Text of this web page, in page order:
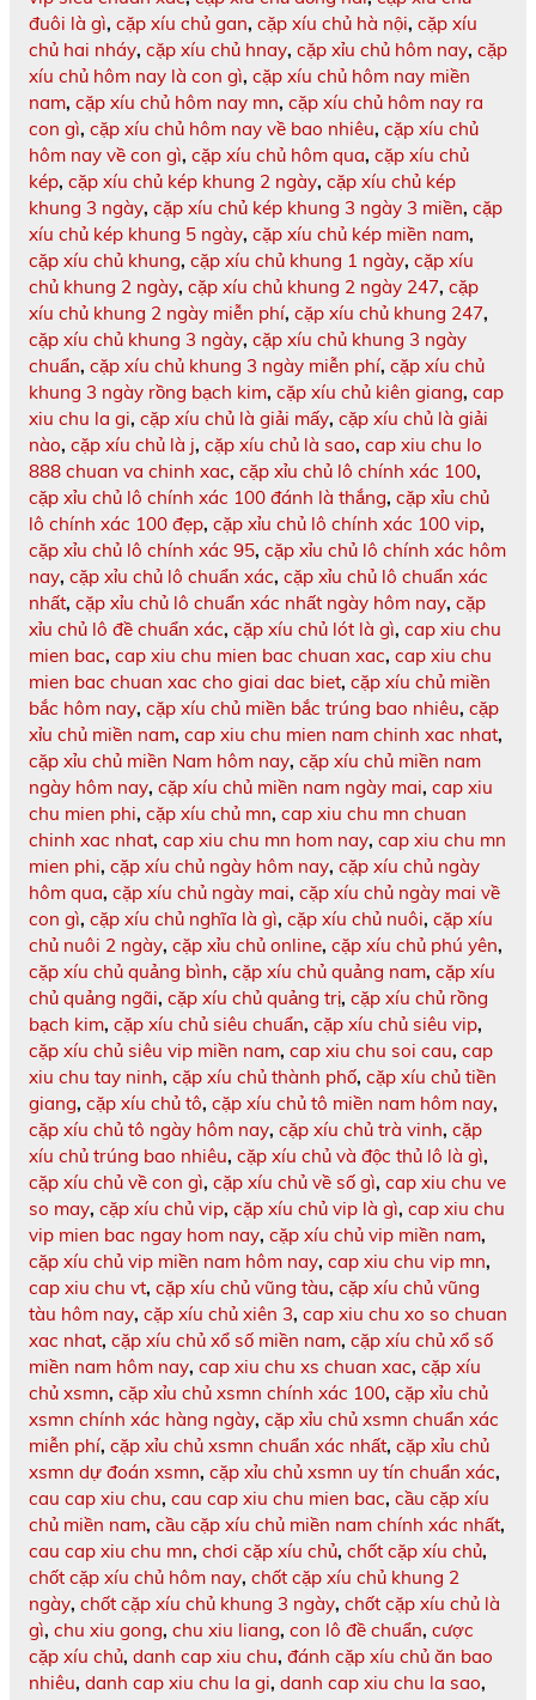
đuôi là gì, cặp xíu chủ gan, cặp xíu chủ hà nội, cặp xíu
chủ hai nháy, cặp xíu chủ hnay, cặp xỉu chủ hôm nay, cặp
xíu chủ hôm nay là con gì, cặp xíu chủ hôm nay miền
nam, cặp xíu chủ hôm nay mn, cặp xíu chủ hôm nay ra
con gì, cặp xíu chủ hôm nay về bao nhiêu, cặp xíu chủ
hôm nay về con gì, cặp xíu chủ hôm qua, cặp xíu chủ
kép, cặp xíu chủ kép khung 2 ngày, cặp xíu chủ kép
khung 3 ngày, cặp xíu chủ kép khung 3 ngày 3 miền, cặp
xíu chủ kép khung 5 ngày, cặp xíu chủ kép miền nam,
cặp xíu chủ khung, cặp xíu chủ khung 1 ngày, cặp xíu
chủ khung 2 ngày, cặp xíu chủ khung 2 ngày 247, cặp
xíu chủ khung 2 ngày miễn phí, cặp xíu chủ khung 247,
cặp xíu chủ khung 3 ngày, cặp xíu chủ khung 3 ngày
chuẩn, cặp xíu chủ khung 3 ngày miễn phí, cặp xíu chủ
khung 3 ngày rồng bạch kim, cặp xíu chủ kiên giang, cap
xiu chu la gi, cặp xíu chủ là giải mấy, cặp xíu chủ là giải
nào, cặp xíu chủ là j, cặp xíu chủ là sao, cap xiu chu lo
888 chuan va chinh xac, cặp xỉu chủ lô chính xác 100,
cặp xỉu chủ lô chính xác 100 đánh là thắng, cặp xỉu chủ
lô chính xác 100 đẹp, cặp xỉu chủ lô chính xác 100 vip,
cặp xỉu chủ lô chính xác 95, cặp xỉu chủ lô chính xác hôm
nay, cặp xỉu chủ lô chuẩn xác, cặp xỉu chủ lô chuẩn xác
nhất, cặp xỉu chủ lô chuẩn xác nhất ngày hôm nay, cặp
xỉu chủ lô đề chuẩn xác, cặp xíu chủ lót là gì, cap xiu chu
mien bac, cap xiu chu mien bac chuan xac, cap xiu chu
mien bac chuan xac cho giai dac biet, cặp xíu chủ miền
bắc hôm nay, cặp xíu chủ miền bắc trúng bao nhiêu, cặp
xỉu chủ miền nam, cap xiu chu mien nam chinh xac nhat,
cặp xỉu chủ miền Nam hôm nay, cặp xíu chủ miền nam
ngày hôm nay, cặp xíu chủ miền nam ngày mai, cap xiu
chu mien phi, cặp xíu chủ mn, cap xiu chu mn chuan
chinh xac nhat, cap xiu chu mn hom nay, cap xiu chu mn
mien phi, cặp xíu chủ ngày hôm nay, cặp xíu chủ ngày
hôm qua, cặp xíu chủ ngày mai, cặp xíu chủ ngày mai về
con gì, cặp xíu chủ nghĩa là gì, cặp xíu chủ nuôi, cặp xíu
chủ nuôi 2 ngày, cặp xỉu chủ online, cặp xíu chủ phú yên,
cặp xíu chủ quảng bình, cặp xíu chủ quảng nam, cặp xíu
chủ quảng ngãi, cặp xíu chủ quảng trị, cặp xíu chủ rồng
bạch kim, cặp xíu chủ siêu chuẩn, cặp xíu chủ siêu vip,
cặp xíu chủ siêu vip miền nam, cap xiu chu soi cau, cap
xiu chu tay ninh, cặp xíu chủ thành phố, cặp xíu chủ tiền
giang, cặp xíu chủ tô, cặp xíu chủ tô miền nam hôm nay,
cặp xíu chủ tô ngày hôm nay, cặp xíu chủ trà vinh, cặp
xíu chủ trúng bao nhiêu, cặp xíu chủ và độc thủ lô là gì,
cặp xíu chủ về con gì, cặp xíu chủ về số gì, cap xiu chu ve
so may, cặp xíu chủ vip, cặp xíu chủ vip là gì, cap xiu chu
vip mien bac ngay hom nay, cặp xíu chủ vip miền nam,
cặp xíu chủ vip miền nam hôm nay, cap xiu chu vip mn,
cap xiu chu vt, cặp xíu chủ vũng tàu, cặp xíu chủ vũng
tàu hôm nay, cặp xíu chủ xiên 3, cap xiu chu xo so chuan
xac nhat, cặp xíu chủ xổ số miền nam, cặp xíu chủ xổ số
miền nam hôm nay, cap xiu chu xs chuan xac, cặp xíu
chủ xsmn, cặp xỉu chủ xsmn chính xác 100, cặp xỉu chủ
xsmn chính xác hàng ngày, cặp xỉu chủ xsmn chuẩn xác
miễn phí, cặp xỉu chủ xsmn chuẩn xác nhất, cặp xỉu chủ
xsmn dự đoán xsmn, cặp xỉu chủ xsmn uy tín chuẩn xác,
cau cap xiu chu, cau cap xiu chu mien bac, cầu cặp xíu
chủ miền nam, cầu cặp xíu chủ miền nam chính xác nhất,
cau cap xiu chu mn, chơi cặp xíu chủ, chốt cặp xíu chủ,
chốt cặp xíu chủ hôm nay, chốt cặp xíu chủ khung 2
ngày, chốt cặp xíu chủ khung 3 ngày, chốt cặp xíu chủ là
gì, chu xiu gong, chu xiu liang, con lô đề chuẩn, cược
cặp xíu chủ, danh cap xiu chu, đánh cặp xíu chủ ăn bao
nhiêu, danh cap xiu chu la gi, danh cap xiu chu la sao,